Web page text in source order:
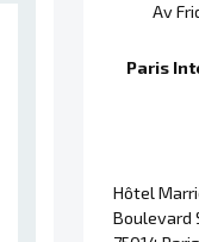
Av
Paris
Hôtel
Boulevard